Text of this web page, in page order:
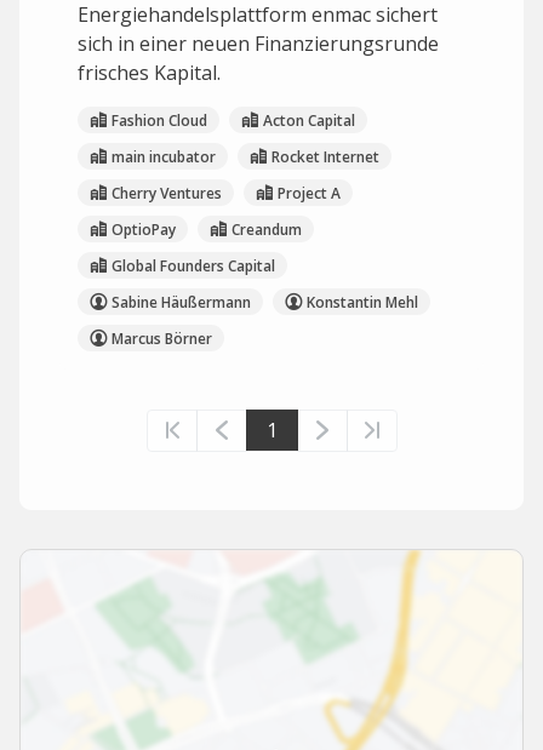
Energiehandelsplattform enmac sichert
sich in einer neuen Finanzierungsrunde
frisches Kapital.
Fashion Cloud
Acton Capital
main incubator
Rocket Internet
Cherry Ventures
Project A
OptioPay
Creandum
Global Founders Capital
Sabine Häußermann
Konstantin Mehl
Marcus Börner
1